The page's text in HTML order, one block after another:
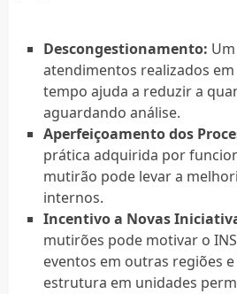
Descongestionamento:
atendimentos realizados
tempo ajuda a reduzir a
aguardando análise.
Aperfeiçoamento dos
prática adquirida por
mutirão pode levar a
internos.
Incentivo a Novas
mutirões pode motivar o
eventos em outras regiões
estrutura em unidades